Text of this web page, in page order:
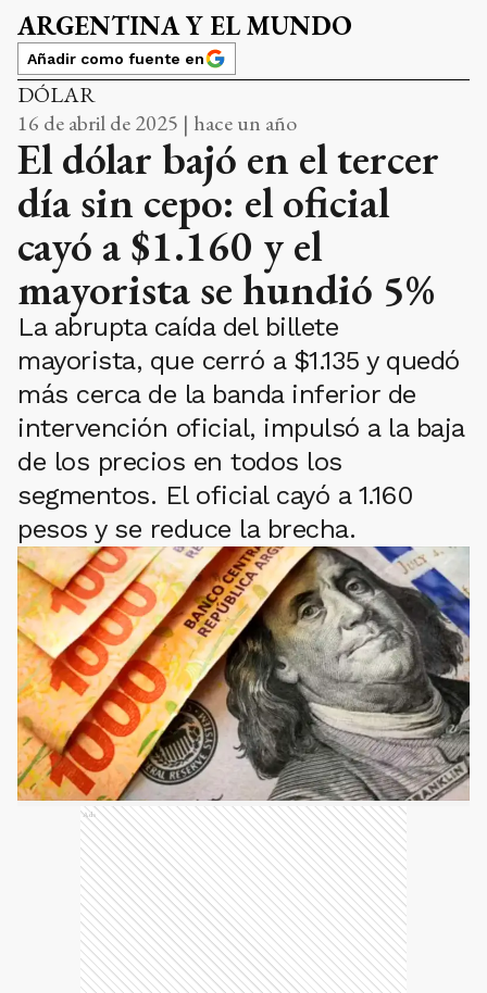
ARGENTINA Y EL MUNDO
Añadir como fuente en
DÓLAR
16 de abril de 2025 | hace un año
El dólar bajó en el tercer
día sin cepo: el oficial
cayó a $1.160 y el
mayorista se hundió 5%
La abrupta caída del billete
mayorista, que cerró a $1.135 y quedó
más cerca de la banda inferior de
intervención oficial, impulsó a la baja
de los precios en todos los
segmentos. El oficial cayó a 1.160
pesos y se reduce la brecha.
Ads